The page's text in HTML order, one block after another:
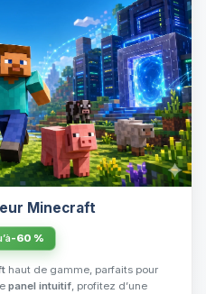
Minecraft
-60 %
haut de gamme, parfaits pour
panel intuitif, profitez d’une